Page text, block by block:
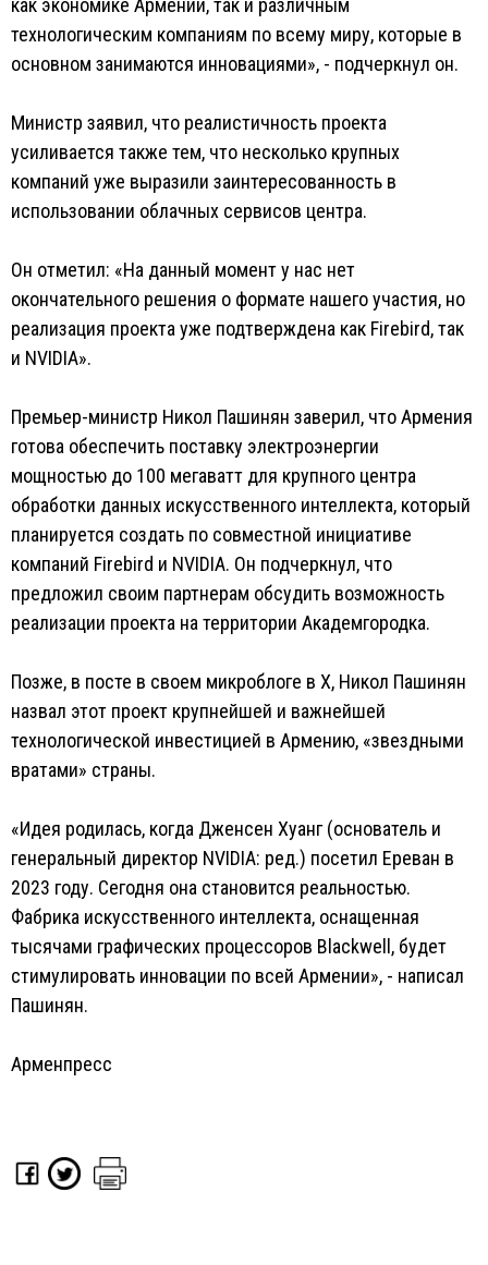
как экономике Армении, так и различным
технологическим компаниям по всему миру, которые в
основном занимаются инновациями», - подчеркнул он.
Министр заявил, что реалистичность проекта
усиливается также тем, что несколько крупных
компаний уже выразили заинтересованность в
использовании облачных сервисов центра.
Он отметил: «На данный момент у нас нет
окончательного решения о формате нашего участия, но
реализация проекта уже подтверждена как Firebird, так
и NVIDIA».
Премьер-министр Никол Пашинян заверил, что Армения
готова обеспечить поставку электроэнергии
мощностью до 100 мегаватт для крупного центра
обработки данных искусственного интеллекта, который
планируется создать по совместной инициативе
компаний Firebird и NVIDIA. Он подчеркнул, что
предложил своим партнерам обсудить возможность
реализации проекта на территории Академгородка.
Позже, в посте в своем микроблоге в X, Никол Пашинян
назвал этот проект крупнейшей и важнейшей
технологической инвестицией в Армению, «звездными
вратами» страны.
«Идея родилась, когда Дженсен Хуанг (основатель и
генеральный директор NVIDIA: ред.) посетил Ереван в
2023 году. Сегодня она становится реальностью.
Фабрика искусственного интеллекта, оснащенная
тысячами графических процессоров Blackwell, будет
стимулировать инновации по всей Армении», - написал
Пашинян.
Арменпресс